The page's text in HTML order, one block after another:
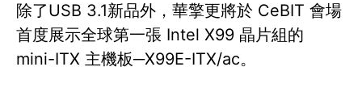
除了USB 3.1新品外，華擎更將於 CeBIT 會場
首度展示全球第一張 Intel X99 晶片組的
mini-ITX 主機板─X99E-ITX/ac。